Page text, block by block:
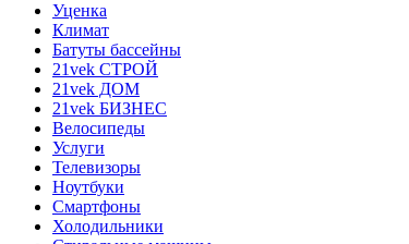
Уценка
Климат
Батуты бассейны
21vek СТРОЙ
21vek ДОМ
21vek БИЗНЕС
Велосипеды
Услуги
Телевизоры
Ноутбуки
Смартфоны
Холодильники